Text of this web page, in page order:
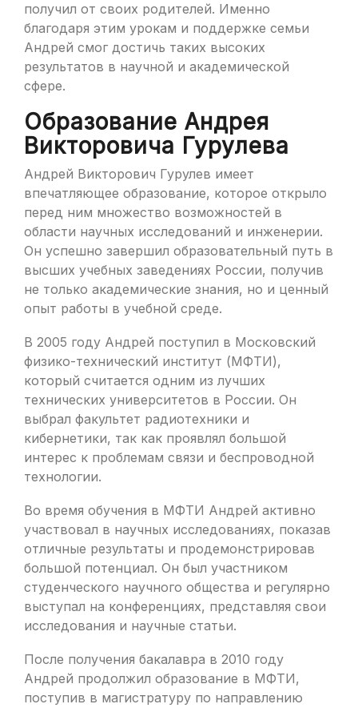
получил от своих родителей. Именно
благодаря этим урокам и поддержке семьи
Андрей смог достичь таких высоких
результатов в научной и академической
сфере.
Образование Андрея
Викторовича Гурулева
Андрей Викторович Гурулев имеет
впечатляющее образование, которое открыло
перед ним множество возможностей в
области научных исследований и инженерии.
Он успешно завершил образовательный путь в
высших учебных заведениях России, получив
не только академические знания, но и ценный
опыт работы в учебной среде.
В 2005 году Андрей поступил в Московский
физико-технический институт (МФТИ),
который считается одним из лучших
технических университетов в России. Он
выбрал факультет радиотехники и
кибернетики, так как проявлял большой
интерес к проблемам связи и беспроводной
технологии.
Во время обучения в МФТИ Андрей активно
участвовал в научных исследованиях, показав
отличные результаты и продемонстрировав
большой потенциал. Он был участником
студенческого научного общества и регулярно
выступал на конференциях, представляя свои
исследования и научные статьи.
После получения бакалавра в 2010 году
Андрей продолжил образование в МФТИ,
поступив в магистратуру по направлению